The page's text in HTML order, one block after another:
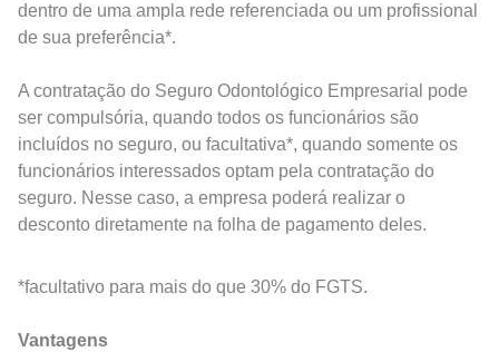
dentro de uma ampla rede referenciada ou um profissional
de sua preferência*.
A contratação do Seguro Odontológico Empresarial pode
ser compulsória, quando todos os funcionários são
incluídos no seguro, ou facultativa*, quando somente os
funcionários interessados optam pela contratação do
seguro. Nesse caso, a empresa poderá realizar o
desconto diretamente na folha de pagamento deles.
*facultativo para mais do que 30% do FGTS.
Vantagens